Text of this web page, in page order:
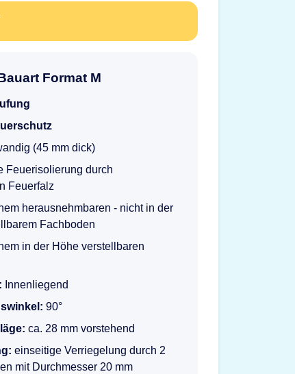
Format M
(45 mm dick)
Feuerisolierung durch
Feuerfalz
herausnehmbaren - nicht in der
Fachboden
in der Höhe verstellbaren
Innenliegend
90°
ca. 28 mm vorstehend
einseitige Verriegelung durch 2
mit Durchmesser 20 mm